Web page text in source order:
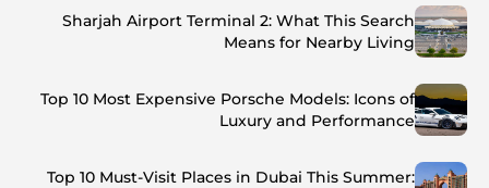
Sharjah Airport Terminal 2: What This Search
Means for Nearby Living
Top 10 Most Expensive Porsche Models: Icons of
Luxury and Performance
Top 10 Must-Visit Places in Dubai This Summer: